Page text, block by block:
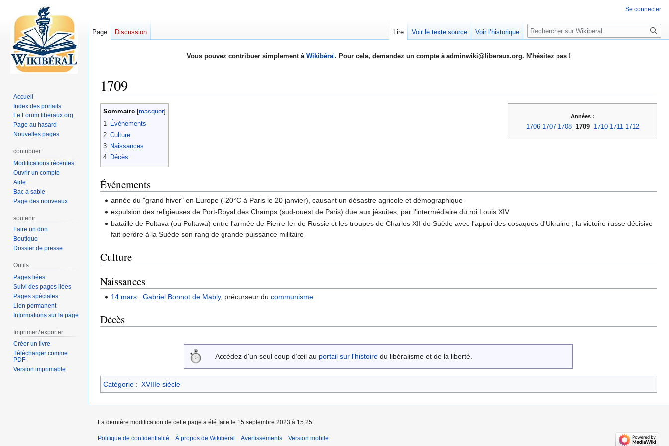
Vous pouvez contribuer simplement à Wikibéral . Pour cela, demandez un compte à adminwiki@liberaux.org. N'hésitez pas !
1709
Aller
Aller
Années :
1706 1707 1708 1709 1710 1711 1712
Sommaire
1 Événements
2 Culture
3 Naissances
4 Décès
Événements
année du "grand hiver" en Europe (-20°C à Paris le 20 janvier), causant un désastre agricole et démographique
expulsion des religieuses de Port-Royal des Champs (sud-ouest de Paris) due aux jésuites, par l'intermédiaire du roi Louis XIV
bataille de Poltava (ou Pultawa) entre l'armée de Pierre Ier de Russie et les troupes de Charles XII de Suède avec l'appui des cosaques d'Ukraine ; la victoire russe décisive
fait perdre à la Suède son rang de grande puissance militaire
Culture
Naissances
14 mars :Gabriel Bonnot de Mably, précurseur ducommunisme
Décès
Accédez d'un seul coup d’œil au portail sur l'histoire du libéralisme et de la liberté.
Catégorie : XVIIIe siècle
Se connecter
Page Discussion Lire Voir le texte source Voir l’historique Rechercher
Accueil
Index des portails
Le Forum liberaux.org
Page au hasard
Nouvelles pages
contribuer
Modifications récentes
Ouvrir un compte
Aide
Bac à sable
Page des nouveaux
soutenir
Faire un don
Boutique
Dossier de presse
Outils
Pages liées
Suivi des pages liées
Pages spéciales
Lien permanent
Informations sur la page
Imprimer / exporter
Créer un livre
Télécharger comme
PDF
Version imprimable
La dernière modification de cette page a été faite le 15 septembre 2023 à 15:25.
Politique de confidentialité À propos de Wikiberal Avertissements Version mobile